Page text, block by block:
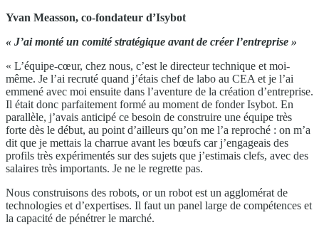
Yvan Measson, co-fondateur d’Isybot
« J’ai monté un comité stratégique avant de créer l’entreprise »
« L’équipe-cœur, chez nous, c’est le directeur technique et moi-
même. Je l’ai recruté quand j’étais chef de labo au CEA et je l’ai
emmené avec moi ensuite dans l’aventure de la création d’entreprise.
Il était donc parfaitement formé au moment de fonder Isybot. En
parallèle, j’avais anticipé ce besoin de construire une équipe très
forte dès le début, au point d’ailleurs qu’on me l’a reproché : on m’a
dit que je mettais la charrue avant les bœufs car j’engageais des
profils très expérimentés sur des sujets que j’estimais clefs, avec des
salaires très importants. Je ne le regrette pas.
Nous construisons des robots, or un robot est un agglomérat de
technologies et d’expertises. Il faut un panel large de compétences et
la capacité de pénétrer le marché.